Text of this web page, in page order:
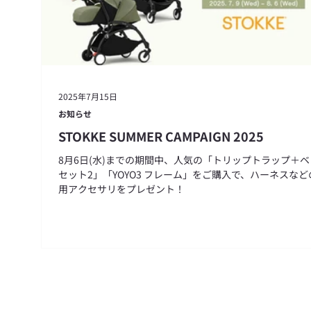
STOKKE SUMMER CAMPAIGN 2025
8月6日(水)までの期間中、人気の「トリップトラップ＋ベ
セット2」「YOYO3 フレーム」をご購入で、ハーネスなど
用アクセサリをプレゼント！
お知らせ
2025年7月15日